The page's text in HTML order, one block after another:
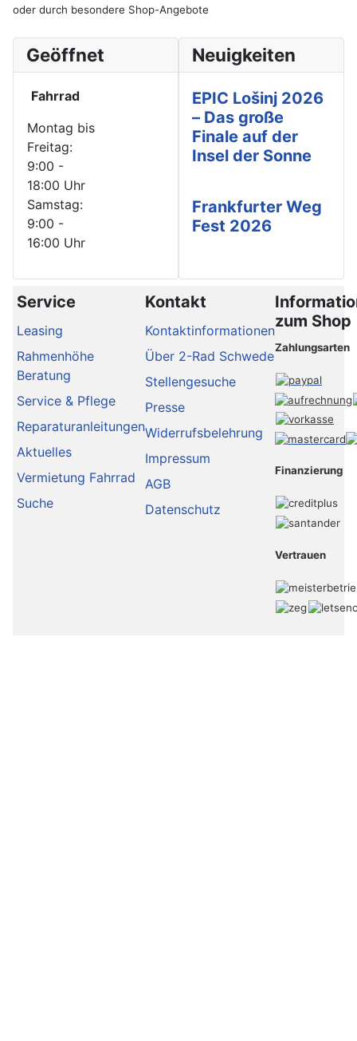
oder durch besondere Shop-Angebote
Geöffnet
Fahrrad
Montag bis
Freitag:
9:00 -
18:00 Uhr
Samstag:
9:00 -
16:00 Uhr
Neuigkeiten
EPIC Lošinj 2026
– Das große
Finale auf der
Insel der Sonne
Frankfurter Weg
Fest 2026
Service
Leasing
Rahmenhöhe
Beratung
Service & Pflege
Reparaturanleitungen
Aktuelles
Vermietung Fahrrad
Suche
Kontakt
Kontaktinformationen
Über 2-Rad Schwede
Stellengesuche
Presse
Widerrufsbelehrung
Impressum
AGB
Datenschutz
zum Shop
Zahlungsarten
Finanzierung
Vertrauen